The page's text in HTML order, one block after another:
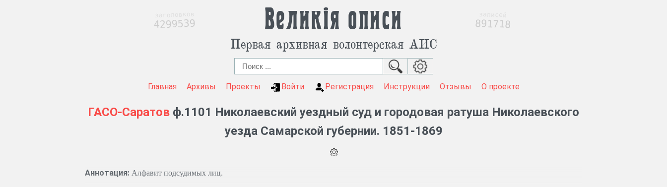
Великія описи
Первая архивная волонтерская АИС
Главная Архивы Проекты Войти Регистрация Инструкции Отзывы О проекте
ГАСО-Саратов ф.1101 Николаевский уездный суд и городовая ратуша Николаевского
уезда Самарской губернии. 1851-1869
Аннотация: Алфавит подсудимых лиц.
4299539 891718